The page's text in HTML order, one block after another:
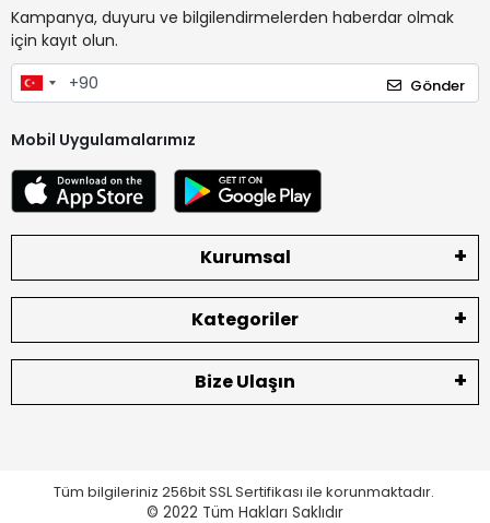
Kampanya, duyuru ve bilgilendirmelerden haberdar olmak
için kayıt olun.
Gönder
Mobil Uygulamalarımız
Kurumsal
Kategoriler
Bize Ulaşın
Tüm bilgileriniz 256bit SSL Sertifikası ile korunmaktadır.
© 2022 Tüm Hakları Saklıdır